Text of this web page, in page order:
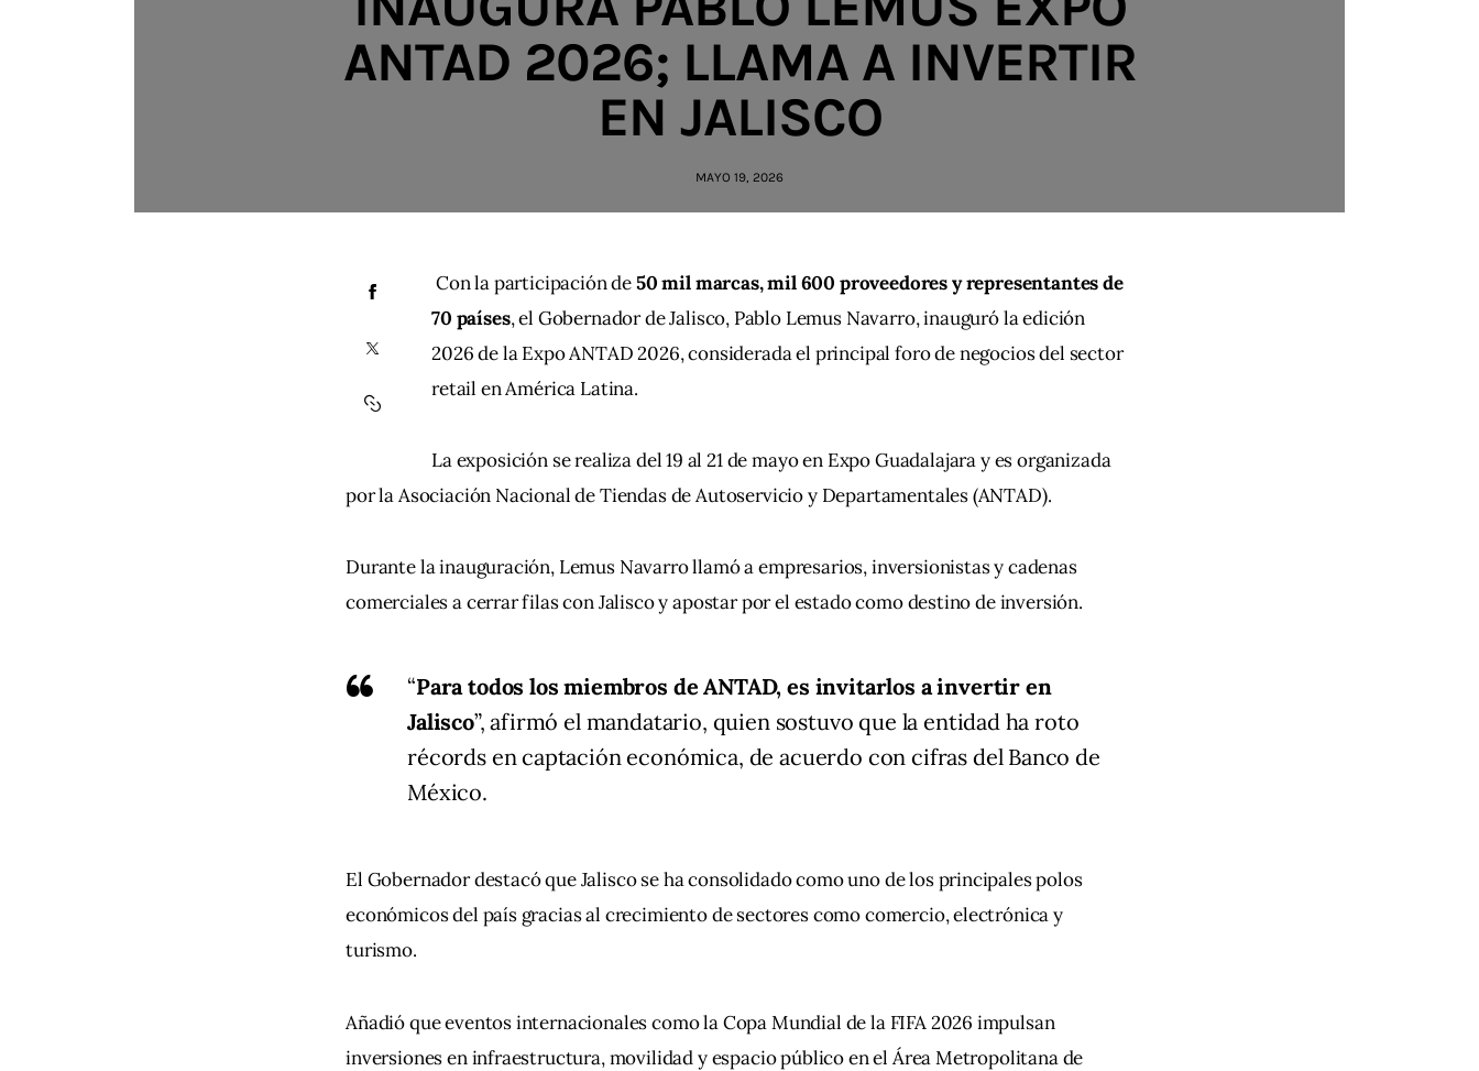
ANTAD 2026; LLAMA A INVERTIR
EN JALISCO
MAYO 19, 2026
Con la participación de 50 mil marcas, mil 600 proveedores y representantes de
70 países, el Gobernador de Jalisco, Pablo Lemus Navarro, inauguró la edición
2026 de la Expo ANTAD 2026, considerada el principal foro de negocios del sector
retail en América Latina.
La exposición se realiza del 19 al 21 de mayo en Expo Guadalajara y es organizada
por la Asociación Nacional de Tiendas de Autoservicio y Departamentales (ANTAD).
Durante la inauguración, Lemus Navarro llamó a empresarios, inversionistas y cadenas
comerciales a cerrar filas con Jalisco y apostar por el estado como destino de inversión.
“Para todos los miembros de ANTAD, es invitarlos a invertir en
Jalisco”, afirmó el mandatario, quien sostuvo que la entidad ha roto
récords en captación económica, de acuerdo con cifras del Banco de
México.
El Gobernador destacó que Jalisco se ha consolidado como uno de los principales polos
económicos del país gracias al crecimiento de sectores como comercio, electrónica y
turismo.
Añadió que eventos internacionales como la Copa Mundial de la FIFA 2026 impulsan
inversiones en infraestructura, movilidad y espacio público en el Área Metropolitana de